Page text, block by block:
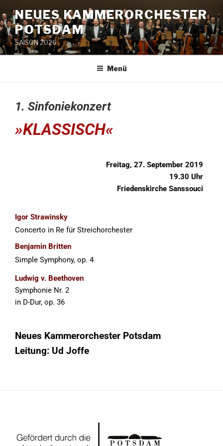
NEUES KAMMERORCHESTER
POTSDAM
SAISON 2026
Menü
1. Sinfoniekonzert
»KLASSISCH«
Freitag, 27. September 2019
19.30 Uhr
Friedenskirche Sanssouci
Igor Strawinsky
Concerto in Re für Streichorchester
Benjamin Britten
Simple Symphony, op. 4
Ludwig v. Beethoven
Symphonie Nr. 2
in D-Dur, op. 36
Neues Kammerorchester Potsdam
Leitung: Ud Joffe